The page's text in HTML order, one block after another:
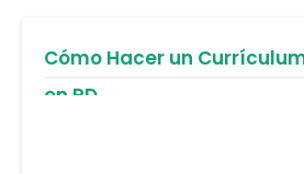
Cómo Hacer un
en RD